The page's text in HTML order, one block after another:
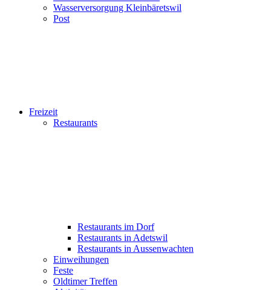
Wasserversorgung Kleinbäretswil
Post
Freizeit
Restaurants
Restaurants im Dorf
Restaurants in Adetswil
Restaurants in Aussenwachten
Einweihungen
Feste
Oldtimer Treffen